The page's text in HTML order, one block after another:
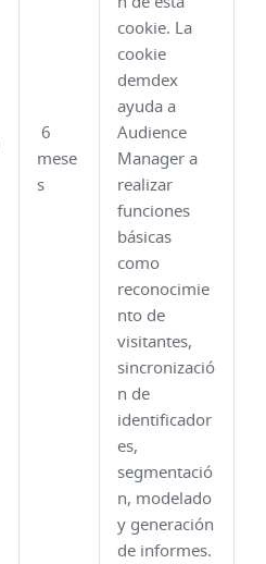
6
mese
s
cookie. La
cookie
demdex
ayuda a
Audience
Manager a
realizar
funciones
básicas
como
reconocimie
nto de
visitantes,
sincronizació
n de
identificador
es,
segmentació
n, modelado
y generación
de informes.